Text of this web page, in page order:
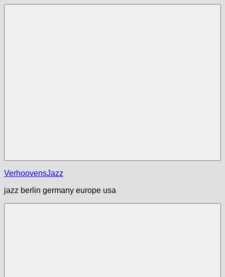
Zum
VerhoovensJazz
jazz berlin germany europe usa